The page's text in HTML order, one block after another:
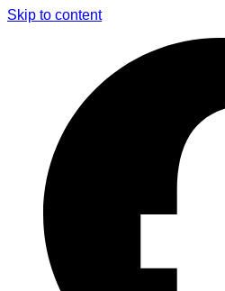
Skip to content